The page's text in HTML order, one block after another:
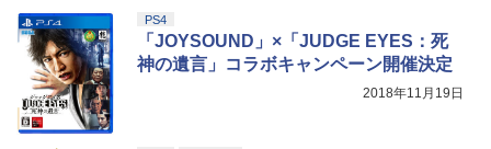
PS4
「JOYSOUND」×「JUDGE EYES：死
神の遺言」コラボキャンペーン開催決定
2018年11月19日